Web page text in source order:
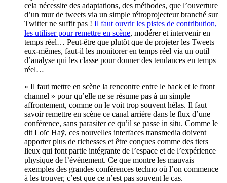
cela nécessite des adaptations, des méthodes, que l’ouverture
d’un mur de tweets via un simple rétroprojecteur branché sur
Twitter ne suffit pas ! Il faut ouvrir les pistes de contribution,
les utiliser pour remettre en scène, modérer et intervenir en
temps réel… Peut-être que plutôt que de projeter les Tweets
eux-mêmes, faut-il les monitorer en temps réel via un outil
d’analyse qui les classe pour donner des tendances en temps
réel…
« Il faut mettre en scène la rencontre entre le back et le front
channel » pour qu’elle ne se résume pas à un simple
affrontement, comme on le voit trop souvent hélas. Il faut
savoir remettre en scène ce canal arrière dans le flux d’une
conférence, sans parasiter ce qu’il se passe in situ. Comme le
dit Loïc Haÿ, ces nouvelles interfaces transmedia doivent
apporter plus de richesses et être conçues comme des tiers
lieux qui font partie intégrante de l’espace et de l’expérience
physique de l’évènement. Ce que montre les mauvais
exemples des grandes conférences techno où l’on commence
à les trouver, c’est que ce n’est pas souvent le cas.